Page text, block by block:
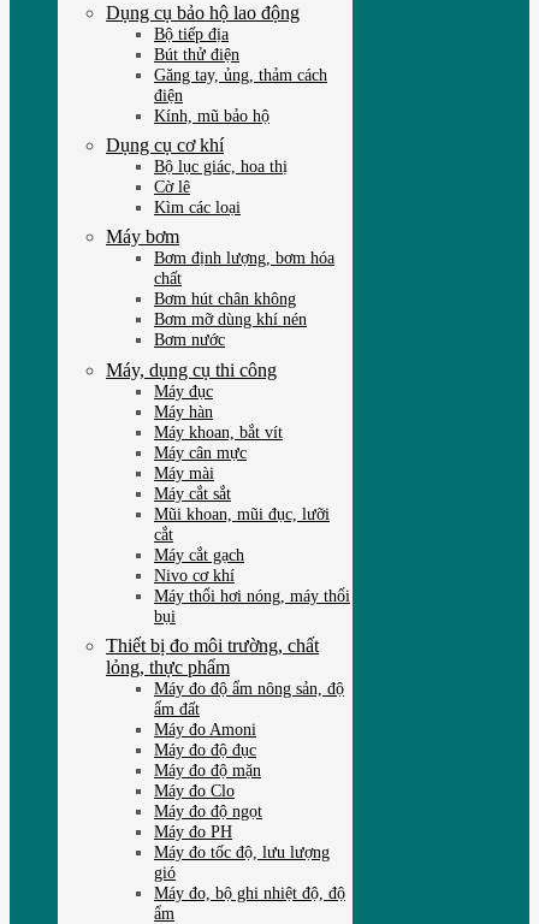
Dụng cụ bảo hộ lao động
Bộ tiếp địa
Bút thử điện
Găng tay, ủng, thảm cách
điện
Kính, mũ bảo hộ
Dụng cụ cơ khí
Bộ lục giác, hoa thị
Cờ lê
Kìm các loại
Máy bơm
Bơm định lượng, bơm hóa
chất
Bơm hút chân không
Bơm mỡ dùng khí nén
Bơm nước
Máy, dụng cụ thi công
Máy đục
Máy hàn
Máy khoan, bắt vít
Máy cân mực
Máy mài
Máy cắt sắt
Mũi khoan, mũi đục, lưỡi
cắt
Máy cắt gạch
Nivo cơ khí
Máy thổi hơi nóng, máy thổi
bụi
Thiết bị đo môi trường, chất
lỏng, thực phẩm
Máy đo độ ẩm nông sản, độ
ẩm đất
Máy đo Amoni
Máy đo độ đục
Máy đo độ mặn
Máy đo Clo
Máy đo độ ngọt
Máy đo PH
Máy đo tốc độ, lưu lượng
gió
Máy đo, bộ ghi nhiệt độ, độ
ẩm